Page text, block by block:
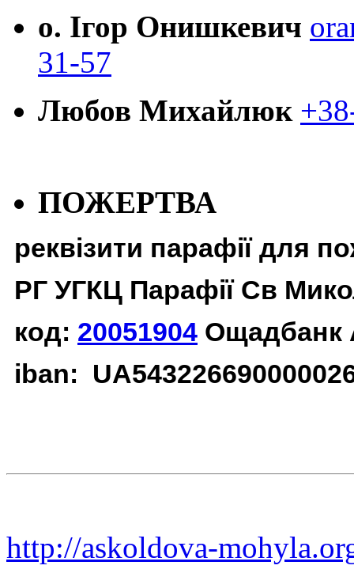
о. Ігор Онишкевич
31-57
Любов Михайлюк
ПОЖЕРТВА
реквізити парафії для
РГ УГКЦ Парафії Св
код: 20051904 Ощадбанк
iban:
http://askoldova-